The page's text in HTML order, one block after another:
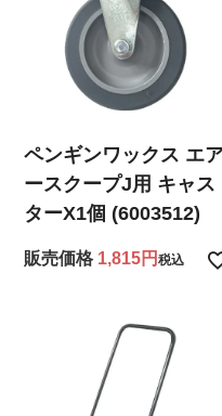
ペンギンワックス エ
ースクープJ用 キャス
ターX1個 (6003512)
販売価格 1,815 税込